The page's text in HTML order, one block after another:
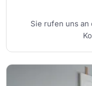
Sie rufen uns